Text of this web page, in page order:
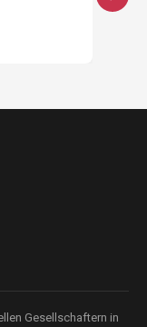
Gesellschaftern in